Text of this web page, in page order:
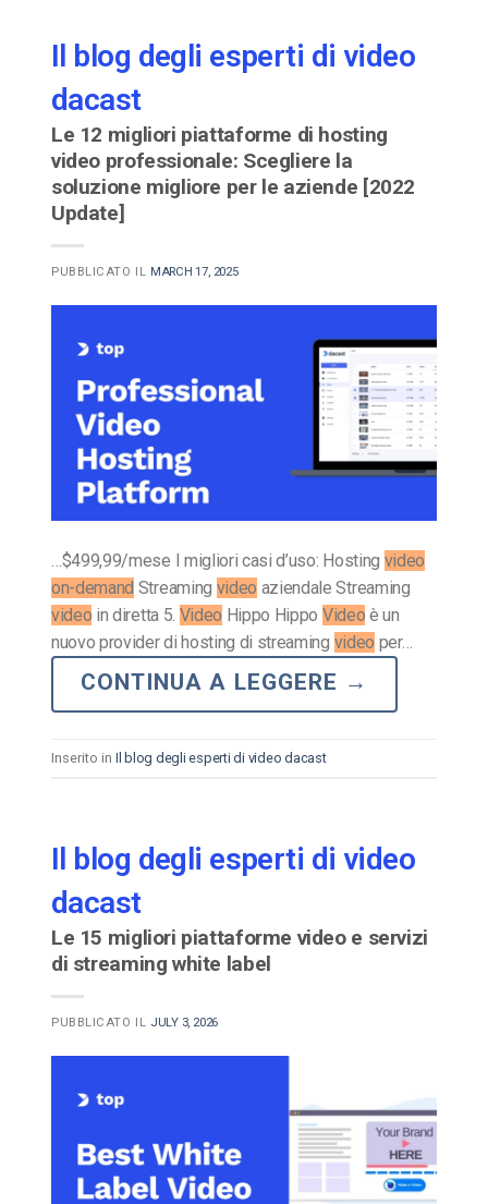
Il blog degli esperti di video
dacast
Le 12 migliori piattaforme di hosting
video professionale: Scegliere la
soluzione migliore per le aziende [2022
Update]
PUBBLICATO IL MARCH 17, 2025
…$499,99/mese I migliori casi d’uso: Hosting video
on-demand Streaming video aziendale Streaming
video in diretta 5. Video Hippo Hippo Video è un
nuovo provider di hosting di streaming video per…
CONTINUA A LEGGERE →
Inserito in Il blog degli esperti di video dacast
Il blog degli esperti di video
dacast
Le 15 migliori piattaforme video e servizi
di streaming white label
PUBBLICATO IL JULY 3, 2026